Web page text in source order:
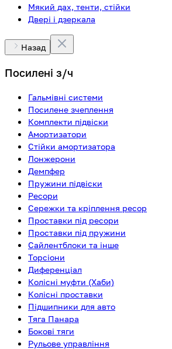
Мякий дах, тенти, стійки
Двері і дзеркала
Назад
Посилені з/ч
Гальмівні системи
Посилене зчеплення
Комплекти підвіски
Амортизатори
Стійки амортизатора
Лонжерони
Демпфер
Пружини підвіски
Ресори
Сережки та кріплення ресор
Проставки під ресори
Проставки під пружини
Сайлентблоки та інше
Торсіони
Диференціал
Колісні муфти (Хаби)
Колісні проставки
Підшипники для авто
Тяга Панара
Бокові тяги
Рульове управління